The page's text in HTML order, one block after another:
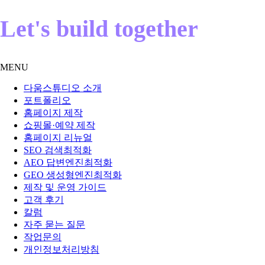
Let's build together
MENU
다움스튜디오 소개
포트폴리오
홈페이지 제작
쇼핑몰·예약 제작
홈페이지 리뉴얼
SEO 검색최적화
AEO 답변엔진최적화
GEO 생성형엔진최적화
제작 및 운영 가이드
고객 후기
칼럼
자주 묻는 질문
작업문의
개인정보처리방침